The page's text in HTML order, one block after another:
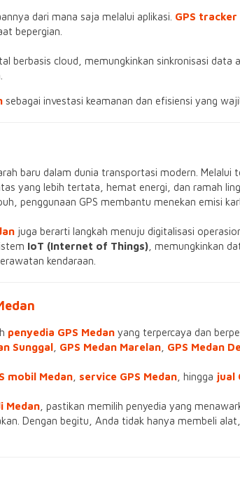
dari mana saja melalui aplikasi. GPS
bepergian.
berbasis cloud, memungkinkan sinkronisasi
sebagai investasi keamanan dan efisiensi yang
baru dalam dunia transportasi modern. Melalui
yang lebih tertata, hemat energi, dan ramah
penggunaan GPS membantu menekan emisi
juga berarti langkah menuju digitalisasi
IoT (Internet of Things) , memungkinkan
kendaraan.
penyedia GPS Medan yang terpercaya dan
Sunggal GPS Medan Marelan GPS Medan
mobil Medan service GPS Medan , hingga jual
Medan , pastikan memilih penyedia yang
Dengan begitu, Anda tidak hanya membeli